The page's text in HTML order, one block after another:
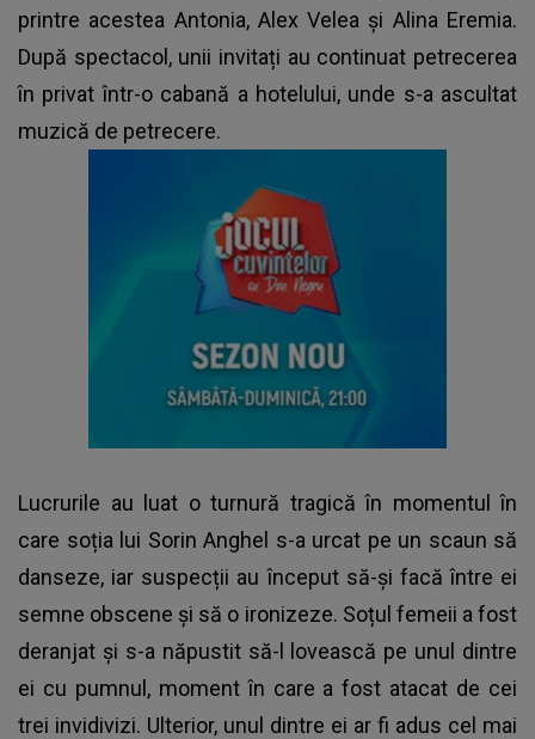
printre acestea Antonia, Alex Velea și Alina Eremia.
După spectacol, unii invitați au continuat petrecerea
în privat într-o cabană a hotelului, unde s-a ascultat
muzică de petrecere.
Lucrurile au luat o turnură tragică în momentul în
care soția lui Sorin Anghel s-a urcat pe un scaun să
danseze, iar suspecții au început să-și facă între ei
semne obscene și să o ironizeze. Soțul femeii a fost
deranjat și s-a năpustit să-l lovească pe unul dintre
ei cu pumnul, moment în care a fost atacat de cei
trei invidivizi. Ulterior, unul dintre ei ar fi adus cel mai